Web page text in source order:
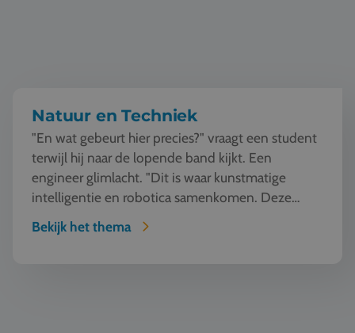
Natuur en Techniek
"En wat gebeurt hier precies?" vraagt een student
terwijl hij naar de lopende band kijkt. Een
engineer glimlacht. "Dit is waar kunstmatige
intelligentie en robotica samenkomen. Deze
machine ziet, l...
Bekijk het thema